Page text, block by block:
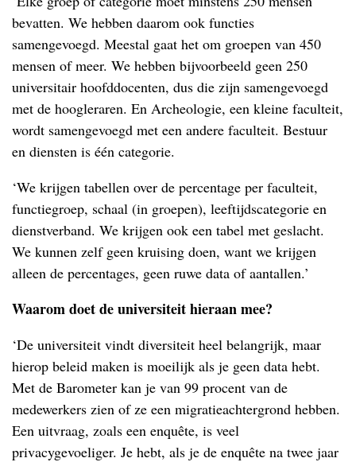
bevatten. We hebben daarom ook functies
samengevoegd. Meestal gaat het om groepen van 450
mensen of meer. We hebben bijvoorbeeld geen 250
universitair hoofddocenten, dus die zijn samengevoegd
met de hoogleraren. En Archeologie, een kleine faculteit,
wordt samengevoegd met een andere faculteit. Bestuur
en diensten is één categorie.
‘We krijgen tabellen over de percentage per faculteit,
functiegroep, schaal (in groepen), leeftijdscategorie en
dienstverband. We krijgen ook een tabel met geslacht.
We kunnen zelf geen kruising doen, want we krijgen
alleen de percentages, geen ruwe data of aantallen.’
Waarom doet de universiteit hieraan mee?
‘De universiteit vindt diversiteit heel belangrijk, maar
hierop beleid maken is moeilijk als je geen data hebt.
Met de Barometer kan je van 99 procent van de
medewerkers zien of ze een migratieachtergrond hebben.
Een uitvraag, zoals een enquête, is veel
privacygevoeliger. Je hebt, als je de enquête na twee jaar